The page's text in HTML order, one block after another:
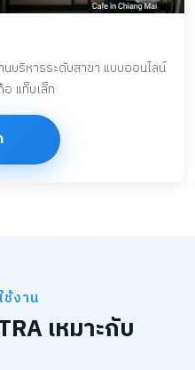
บริหารระดับสาขา แบบออนไลน์
แท็บเล็ท
ช้งาน
เหมาะกับ